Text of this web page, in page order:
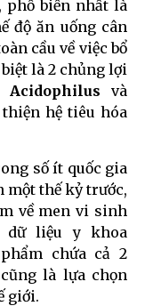
phổ biến nhất là
độ ăn uống cân
cầu về việc bổ
là 2 chủng lợi
Acidophilus và
thiện hệ tiêu hóa
số ít quốc gia
một thế kỷ trước,
về men vi sinh
dữ liệu y khoa
chứa cả 2
là lựa chọn
giới.